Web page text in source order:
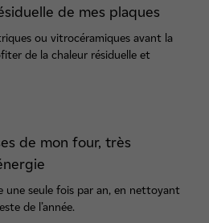
de mes plaques
ou vitrocéramiques avant la
de la chaleur résiduelle et
de mon four, très
une seule fois par an, en nettoyant
de l’année.